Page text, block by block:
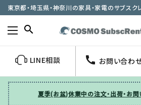
東京都・埼玉県・神奈川の家具・家電のサブスク
search
LINE相談 call お問い合わ
夏季(お盆)休業中の注文・出荷・お